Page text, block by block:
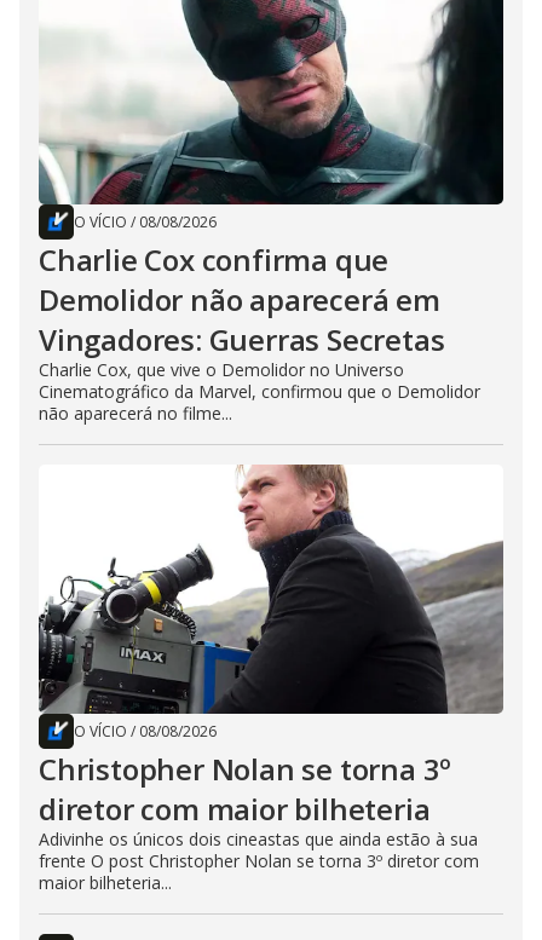
O VÍCIO / 08/08/2026
Charlie Cox confirma que
Demolidor não aparecerá em
Vingadores: Guerras Secretas
Charlie Cox, que vive o Demolidor no Universo
Cinematográfico da Marvel, confirmou que o Demolidor
não aparecerá no filme...
O VÍCIO / 08/08/2026
Christopher Nolan se torna 3º
diretor com maior bilheteria
Adivinhe os únicos dois cineastas que ainda estão à sua
frente O post Christopher Nolan se torna 3º diretor com
maior bilheteria...